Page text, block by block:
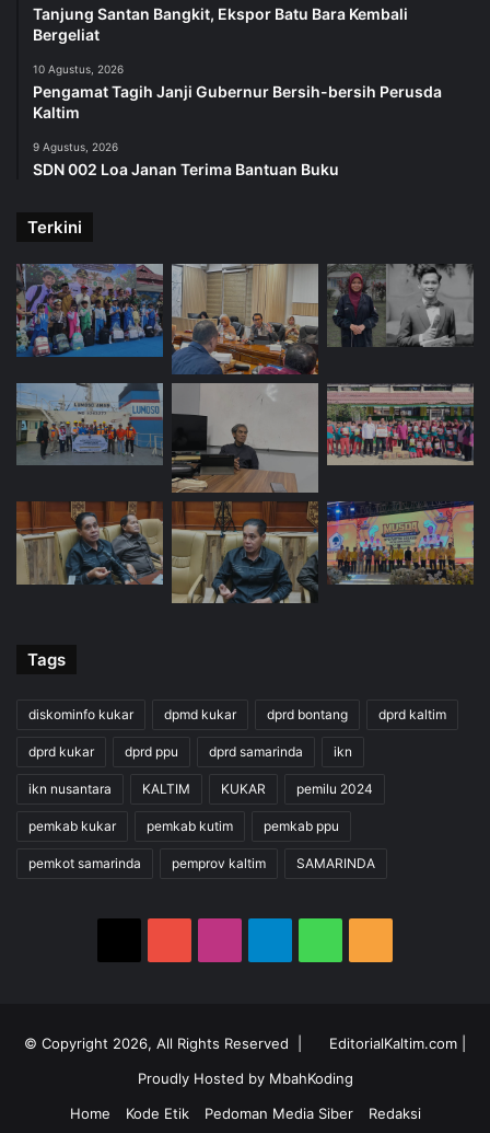
Tanjung Santan Bangkit, Ekspor Batu Bara Kembali
Bergeliat
10 Agustus, 2026
Pengamat Tagih Janji Gubernur Bersih-bersih Perusda
Kaltim
9 Agustus, 2026
SDN 002 Loa Janan Terima Bantuan Buku
Terkini
Tags
diskominfo kukar dpmd kukar dprd bontang dprd kaltim
dprd kukar dprd ppu dprd samarinda ikn
ikn nusantara KALTIM KUKAR pemilu 2024
pemkab kukar pemkab kutim pemkab ppu
pemkot samarinda pemprov kaltim SAMARINDA
© Copyright 2026, All Rights Reserved | EditorialKaltim.com
Proudly Hosted by MbahKoding
Home
Kode Etik Pedoman Media Siber Redaksi